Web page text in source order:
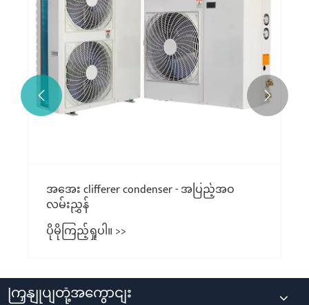
အအေး clifferer condenser - အပြည့်အဝ
လမ်းညွှန်
ပိုမိုကြည့်ရှုပါ။ >>
 
ကြှနျုပျတို့အကွောငျး